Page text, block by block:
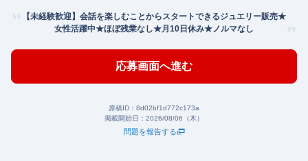
【未経験歓迎】会話を楽しむことからスタートできるジュエリー販売★
女性活躍中★ほぼ残業なし★月10日休み★ノルマなし
応募画面へ進む
原稿ID： 8d02bf1d772c173a
掲載開始日： 2026/08/06（木）
問題を報告する